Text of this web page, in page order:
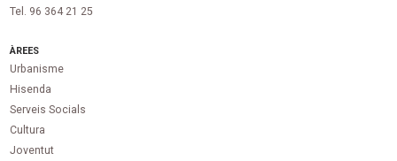
Tel. 96 364 21 25
ÀREES
Urbanisme
Hisenda
Serveis Socials
Cultura
Joventut